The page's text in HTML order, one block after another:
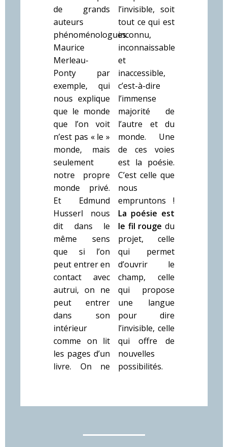
de grands
auteurs
phénoménologues.
Maurice
Merleau-
Ponty par
exemple, qui
nous explique
que le monde
que l’on voit
n’est pas « le »
monde, mais
seulement
notre propre
monde privé.
Et Edmund
Husserl nous
dit dans le
même sens
que si l’on
peut entrer en
contact avec
autrui, on ne
peut entrer
dans son
intérieur
comme on lit
les pages d’un
livre. On ne
l’invisible, soit
tout ce qui est
inconnu,
inconnaissable
et
inaccessible,
c’est-à-dire
l’immense
majorité de
l’autre et du
monde. Une
de ces voies
est la poésie.
C’est celle que
nous
empruntons !
La poésie est
le fil rouge du
projet, celle
qui permet
d’ouvrir le
champ, celle
qui propose
une langue
pour dire
l’invisible, celle
qui offre de
nouvelles
possibilités.